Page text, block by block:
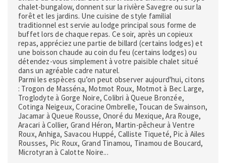
chalet-bungalow, donnent sur la rivière Savegre ou sur la
forêt et les jardins. Une cuisine de style familial
traditionnel est servie au lodge principal sous forme de
buffet lors de chaque repas. Ce soir, après un copieux
repas, appréciez une partie de billard (certains lodges) et
une boisson chaude au coin du feu (certains lodges) ou
détendez-vous simplement à votre paisible chalet situé
dans un agréable cadre naturel.
Parmi les espèces qu’on peut observer aujourd'hui, citons
: Trogon de Masséna, Motmot Roux, Motmot à Bec Large,
Troglodyte à Gorge Noire, Colibri à Queue Bronzée,
Cotinga Neigeux, Coracine Ombrelle, Toucan de Swainson,
Jacamar à Queue Rousse, Onoré du Mexique, Ara Rouge,
Aracari à Collier, Grand Héron, Martin-pêcheur à Ventre
Roux, Anhiga, Savacou Huppé, Calliste Tiqueté, Pic à Ailes
Rousses, Pic Roux, Grand Tinamou, Tinamou de Boucard,
Microtyran à Calotte Noire...